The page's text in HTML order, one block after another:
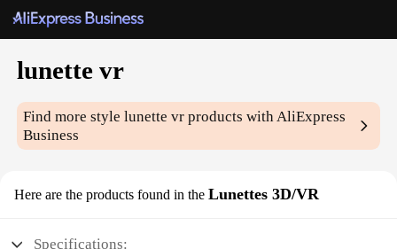
lunette vr
Find more stylelunette vr products with AliExpress
Business
Here are the products found in the Lunettes 3D/VR
Specifications: